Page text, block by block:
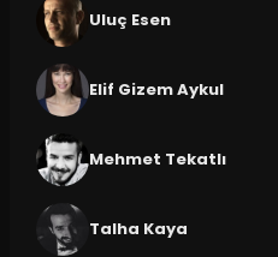
Uluç Esen
Elif Gizem Aykul
Mehmet Tekatlı
Talha Kaya